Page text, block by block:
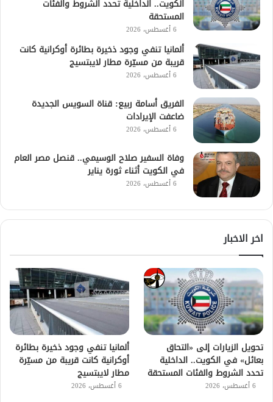
الكويت.. الداخلية تحدد الشروط والفئات
المستحقة
6 أغسطس، 2026
ألمانيا تنفي وجود ذخيرة بطائرة أوكرانية كانت
قريبة من مسيّرة مطار لايبتسيج
6 أغسطس، 2026
الفريق أسامة ربيع: قناة السويس الجديدة
ضاعفت الإيرادات
6 أغسطس، 2026
وفاة السفير صلاح الوسيمي.. قنصل مصر العام
في الكويت أثناء ثورة يناير
6 أغسطس، 2026
اخر الاخبار
تحويل الزيارات إلى «التحاق
بعائل» في الكويت.. الداخلية
تحدد الشروط والفئات المستحقة
6 أغسطس، 2026
ألمانيا تنفي وجود ذخيرة بطائرة
أوكرانية كانت قريبة من مسيّرة
مطار لايبتسيج
6 أغسطس، 2026